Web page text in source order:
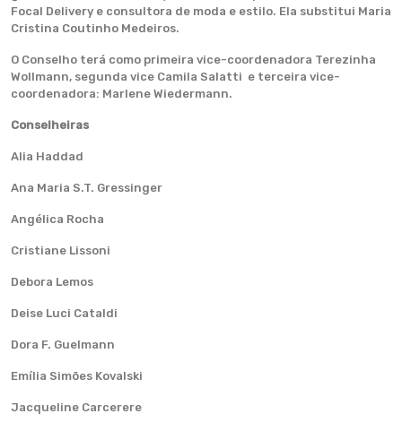
Focal Delivery e consultora de moda e estilo. Ela substitui Maria
Cristina Coutinho Medeiros.
O Conselho terá como primeira vice-coordenadora Terezinha
Wollmann, segunda vice Camila Salatti e terceira vice-
coordenadora: Marlene Wiedermann.
Conselheiras
Alia Haddad
Ana Maria S.T. Gressinger
Angélica Rocha
Cristiane Lissoni
Debora Lemos
Deise Luci Cataldi
Dora F. Guelmann
Emília Simões Kovalski
Jacqueline Carcerere